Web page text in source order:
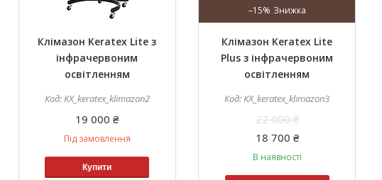
Клімазон Keratex Lite з
інфрачервоним
освітленням
KX_keratex_klimazon2
19 000 ₴
Під замовлення
Купити
–15%
Клімазон Keratex Lite
Plus з інфрачервоним
освітленням
KX_keratex_klimazon3
22 000 ₴
18 700 ₴
В наявності